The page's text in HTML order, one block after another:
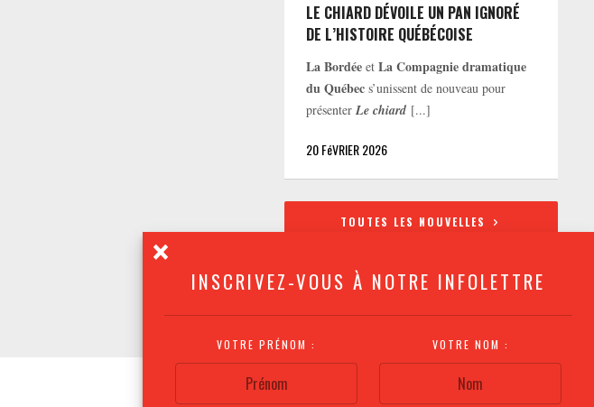
INSCRIVEZ-VOUS À NOTRE INFOLETTRE
VOTRE PRÉNOM : VOTRE NOM :
LE CHIARD DÉVOILE UN PAN IGNORÉ
DE L’HISTOIRE QUÉBÉCOISE
La Bordée etLa Compagnie dramatique
du Québec s’unissent de nouveau pour
présenterLe chiard [...]
20 FéVRIER 2026
TOUTES LES NOUVELLES